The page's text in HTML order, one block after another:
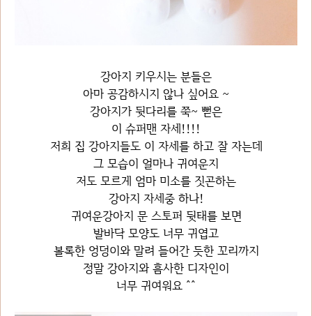
강아지 키우시는 분들은
아마 공감하시지 않나 싶어요 ~
강아지가 뒷다리를 쭉~ 뻗은
이 슈퍼맨 자세!!!!
저희 집 강아지들도 이 자세를 하고 잘 자는데
그 모습이 얼마나 귀여운지
저도 모르게 엄마 미소를 짓곤하는
강아지 자세중 하나!
귀여운강아지 문 스토퍼 뒷태를 보면
발바닥 모양도 너무 귀엽고
볼록한 엉덩이와 말려 들어간 듯한 꼬리까지
정말 강아지와 흠사한 디자인이
너무 귀여워요 ^^